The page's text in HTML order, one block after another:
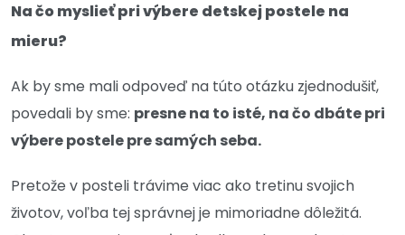
Na čo myslieť pri výbere detskej postele na
mieru?
Ak by sme mali odpoveď na túto otázku zjednodušiť,
povedali by sme: presne na to isté, na čo dbáte pri
výbere postele pre samých seba.
Pretože v posteli trávime viac ako tretinu svojich
životov, voľba tej správnej je mimoriadne dôležitá.